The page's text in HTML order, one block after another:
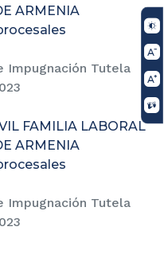
ARMENIA
Impugnación Tutela
FAMILIA LABORAL
ARMENIA
Impugnación Tutela